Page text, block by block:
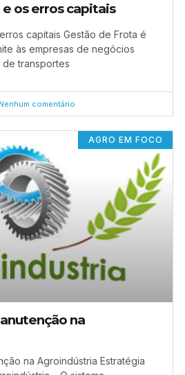
os erros capitais
capitais Gestão de Frota é
às empresas de negócios
transportes
Nenhum comentário
AGRO EM FOCO
na
na Agroindústria Estratégia